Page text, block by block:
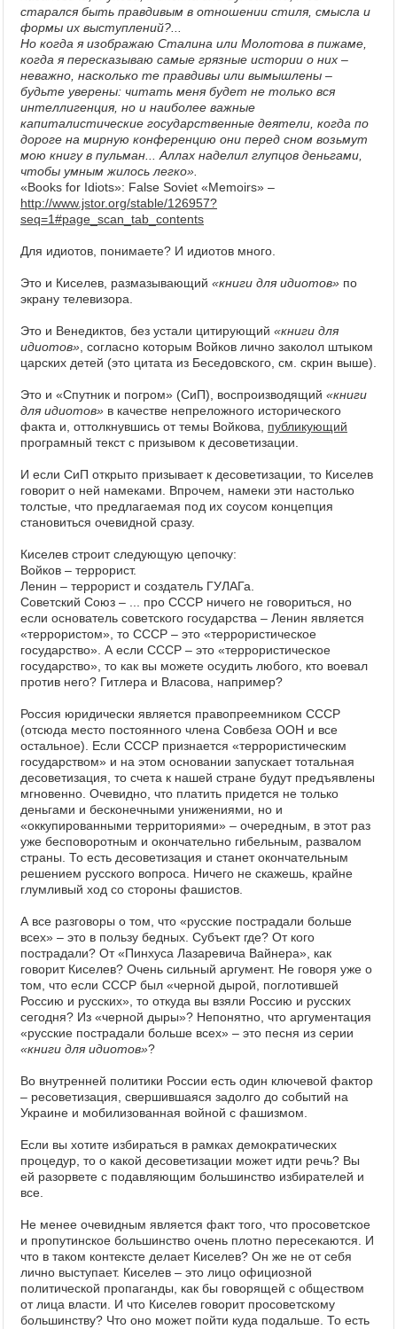
старался быть правдивым в отношении стиля, смысла и
формы их выступлений?...
Но когда я изображаю Сталина или Молотова в пижаме,
когда я пересказываю самые грязные истории о них –
неважно, насколько те правдивы или вымышлены –
будьте уверены: читать меня будет не только вся
интеллигенция, но и наиболее важные
капиталистические государственные деятели, когда по
дороге на мирную конференцию они перед сном возьмут
мою книгу в пульман... Аллах наделил глупцов деньгами,
чтобы умным жилось легко».
«Books for Idiots»: False Soviet «Memoirs» –
http://www.jstor.org/stable/126957?
seq=1#page_scan_tab_contents
Для идиотов, понимаете? И идиотов много.
Это и Киселев, размазывающий «книги для идиотов» по
экрану телевизора.
Это и Венедиктов, без устали цитирующий «книги для
идиотов» , согласно которым Войков лично заколол штыком
царских детей (это цитата из Беседовского, см. скрин выше).
Это и «Спутник и погром» (СиП), воспроизводящий «книги
для идиотов» в качестве непреложного исторического
факта и, оттолкнувшись от темы Войкова, публикующий
програмный текст с призывом к десоветизации.
И если СиП открыто призывает к десоветизации, то Киселев
говорит о ней намеками. Впрочем, намеки эти настолько
толстые, что предлагаемая под их соусом концепция
становиться очевидной сразу.
Киселев строит следующую цепочку:
Войков – террорист.
Ленин – террорист и создатель ГУЛАГа.
Советский Союз – ... про СССР ничего не говориться, но
если основатель советского государства – Ленин является
«террористом», то СССР – это «террористическое
государство». А если СССР – это «террористическое
государство», то как вы можете осудить любого, кто воевал
против него? Гитлера и Власова, например?
Россия юридически является правопреемником СССР
(отсюда место постоянного члена Совбеза ООН и все
остальное). Если СССР признается «террористическим
государством» и на этом основании запускает тотальная
десоветизация, то счета к нашей стране будут предъявлены
мгновенно. Очевидно, что платить придется не только
деньгами и бесконечными унижениями, но и
«оккупированными территориями» – очередным, в этот раз
уже бесповоротным и окончательно гибельным, развалом
страны. То есть десоветизация и станет окончательным
решением русского вопроса. Ничего не скажешь, крайне
глумливый ход со стороны фашистов.
А все разговоры о том, что «русские пострадали больше
всех» – это в пользу бедных. Субъект где? От кого
пострадали? От «Пинхуса Лазаревича Вайнера», как
говорит Киселев? Очень сильный аргумент. Не говоря уже о
том, что если СССР был «черной дырой, поглотившей
Россию и русских», то откуда вы взяли Россию и русских
сегодня? Из «черной дыры»? Непонятно, что аргументация
«русские пострадали больше всех» – это песня из серии
«книги для идиотов»?
Во внутренней политики России есть один ключевой фактор
– ресоветизация, свершившаяся задолго до событий на
Украине и мобилизованная войной с фашизмом.
Если вы хотите избираться в рамках демократических
процедур, то о какой десоветизации может идти речь? Вы
ей разорвете с подавляющим большинство избирателей и
все.
Не менее очевидным является факт того, что просоветское
и пропутинское большинство очень плотно пересекаются. И
что в таком контексте делает Киселев? Он же не от себя
лично выступает. Киселев – это лицо официозной
политической пропаганды, как бы говорящей с обществом
от лица власти. И что Киселев говорит просоветскому
большинству? Что оно может пойти куда подальше. То есть